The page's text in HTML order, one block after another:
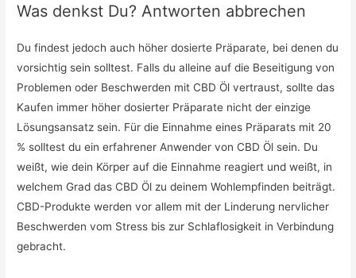
Was denkst Du? Antworten abbrechen
Du findest jedoch auch höher dosierte Präparate, bei denen du
vorsichtig sein solltest. Falls du alleine auf die Beseitigung von
Problemen oder Beschwerden mit CBD Öl vertraust, sollte das
Kaufen immer höher dosierter Präparate nicht der einzige
Lösungsansatz sein. Für die Einnahme eines Präparats mit 20
% solltest du ein erfahrener Anwender von CBD Öl sein. Du
weißt, wie dein Körper auf die Einnahme reagiert und weißt, in
welchem Grad das CBD Öl zu deinem Wohlempfinden beiträgt.
CBD-Produkte werden vor allem mit der Linderung nervlicher
Beschwerden vom Stress bis zur Schlaflosigkeit in Verbindung
gebracht.